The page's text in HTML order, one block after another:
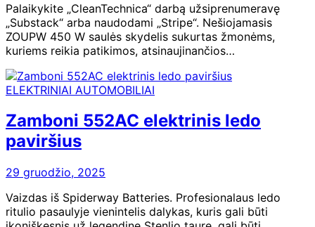
Palaikykite „CleanTechnica“ darbą užsiprenumeravę
„Substack“ arba naudodami „Stripe“. Nešiojamasis
ZOUPW 450 W saulės skydelis sukurtas žmonėms,
kuriems reikia patikimos, atsinaujinančios…
ELEKTRINIAI AUTOMOBILIAI
Zamboni 552AC elektrinis ledo
paviršius
29 gruodžio, 2025
Vaizdas iš Spiderway Batteries. Profesionalaus ledo
ritulio pasaulyje vienintelis dalykas, kuris gali būti